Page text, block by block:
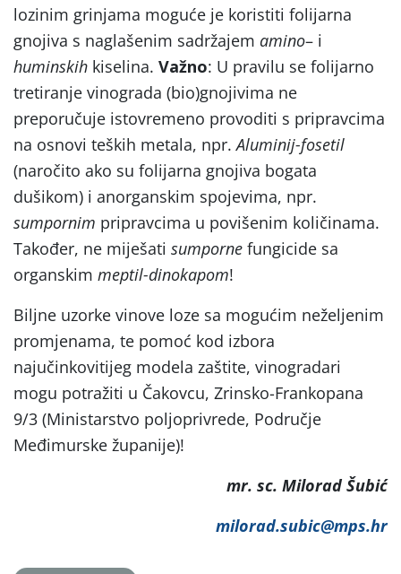
lozinim grinjama moguće je koristiti folijarna
gnojiva s naglašenim sadržajem amino– i
huminskih kiselina. Važno: U pravilu se folijarno
tretiranje vinograda (bio)gnojivima ne
preporučuje istovremeno provoditi s pripravcima
na osnovi teških metala, npr.Aluminij-fosetil
(naročito ako su folijarna gnojiva bogata
dušikom) i anorganskim spojevima, npr.
sumpornim pripravcima u povišenim količinama.
Također, ne miješati sumporne fungicide sa
organskim meptil-dinokapom!
Biljne uzorke vinove loze sa mogućim neželjenim
promjenama, te pomoć kod izbora
najučinkovitijeg modela zaštite, vinogradari
mogu potražiti u Čakovcu, Zrinsko-Frankopana
9/3 (Ministarstvo poljoprivrede, Područje
Međimurske županije)!
mr. sc. Milorad Šubić
milorad.subic@mps.hr